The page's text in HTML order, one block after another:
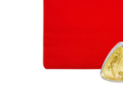
５．嚴禁一人註冊多個帳號或使用他人
恩沛科技股份有限公司將有權停止該用
每筆NT$80，滿NT$1,200(含以上)
每筆NT$150，滿NT$1,500(含以上